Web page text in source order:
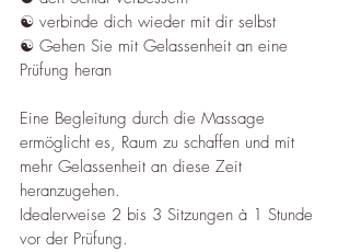
☯︎ verbinde dich wieder mit dir selbst
☯︎ Gehen Sie mit Gelassenheit an eine
Prüfung heran
Eine Begleitung durch die Massage
ermöglicht es, Raum zu schaffen und mit
mehr Gelassenheit an diese Zeit
heranzugehen.
Idealerweise 2 bis 3 Sitzungen à 1 Stunde
vor der Prüfung.